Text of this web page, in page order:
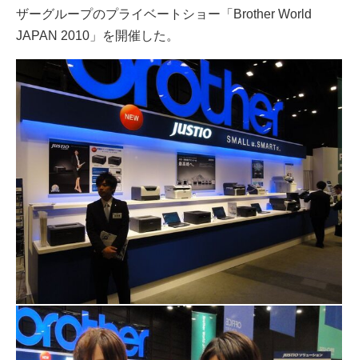
ザーグループのプライベートショー「Brother World
JAPAN 2010」を開催した。